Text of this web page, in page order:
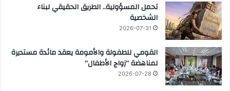
تحمل المسؤولية.. الطريق الحقيقي لبناء
الشخصية
2026-07-31
القومي للطفولة والأمومة يعقد مائدة مستديرة
لمناهضة “زواج الأطفال”
2026-07-28